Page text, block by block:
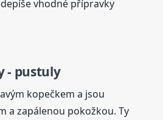
vhodné přípravky
- pustuly
kopečkem a jsou
a zapálenou pokožkou. Ty